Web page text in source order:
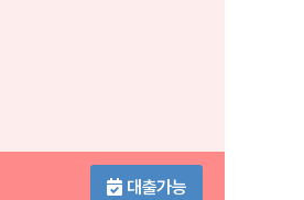
대출가능